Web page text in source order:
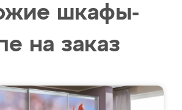
шкафы-
на заказ